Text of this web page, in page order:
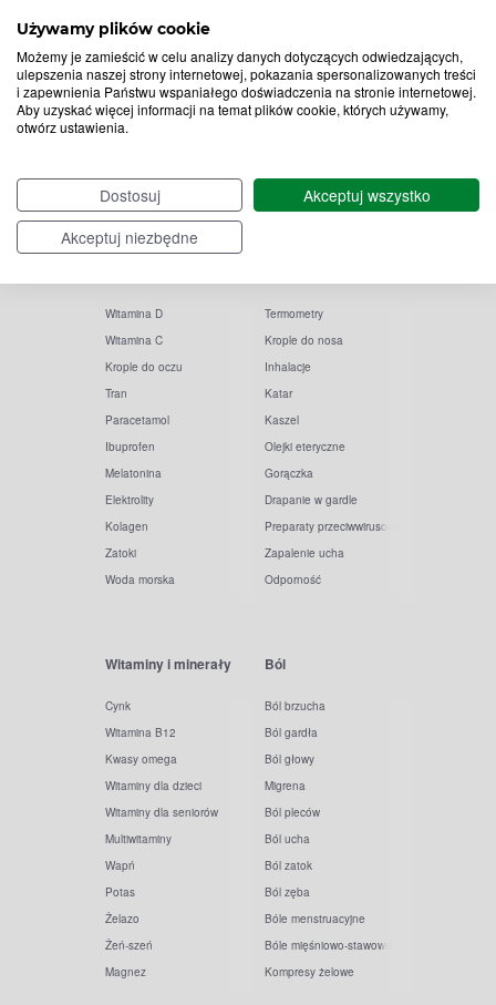
Używamy plików cookie
Możemy je zamieścić w celu analizy danych dotyczących odwiedzających,
ulepszenia naszej strony internetowej, pokazania spersonalizowanych treści
i zapewnienia Państwu wspaniałego doświadczenia na stronie internetowej.
Aby uzyskać więcej informacji na temat plików cookie, których używamy,
otwórz ustawienia.
Dostosuj
Akceptuj wszystko
Akceptuj niezbędne
Zapisz
do
newslettera
Chcę otrzymywać newsletter Apteline* rozwiń>
Witamina D
Witamina C
Krople do oczu
Tran
Paracetamol
Ibuprofen
Melatonina
Elektrolity
Kolagen
Zatoki
Woda morska
Termometry
Krople do nosa
Inhalacje
Katar
Kaszel
Olejki eteryczne
Gorączka
Drapanie w gardle
Preparaty przeciwwirusowe
Zapalenie ucha
Odporność
Witaminy i minerały
Cynk
Witamina B12
Kwasy omega
Witaminy dla dzieci
Witaminy dla seniorów
Multiwitaminy
Wapń
Potas
Żelazo
Żeń-szeń
Magnez
Ból
Ból brzucha
Ból gardła
Ból głowy
Migrena
Ból pleców
Ból ucha
Ból zatok
Ból zęba
Bóle menstruacyjne
Bóle mięśniowo-stawowe
Kompresy żelowe